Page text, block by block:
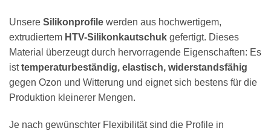
Unsere Silikonprofile werden aus hochwertigem,
extrudiertem HTV-Silikonkautschuk gefertigt. Dieses
Material überzeugt durch hervorragende Eigenschaften: Es
isttemperaturbeständig, elastisch, widerstandsfähig
gegen Ozon und Witterung und eignet sich bestens für die
Produktion kleinerer Mengen.
Je nach gewünschter Flexibilität sind die Profile in